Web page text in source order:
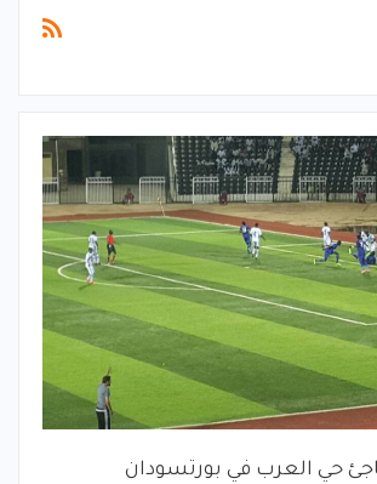
حي العرب في بورتسودان